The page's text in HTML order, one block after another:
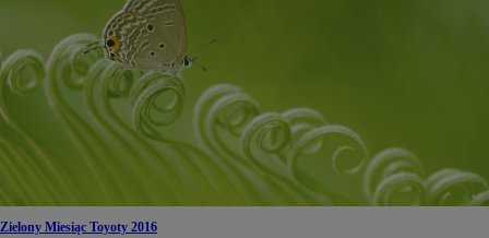
Zielony Miesiąc Toyoty 2016